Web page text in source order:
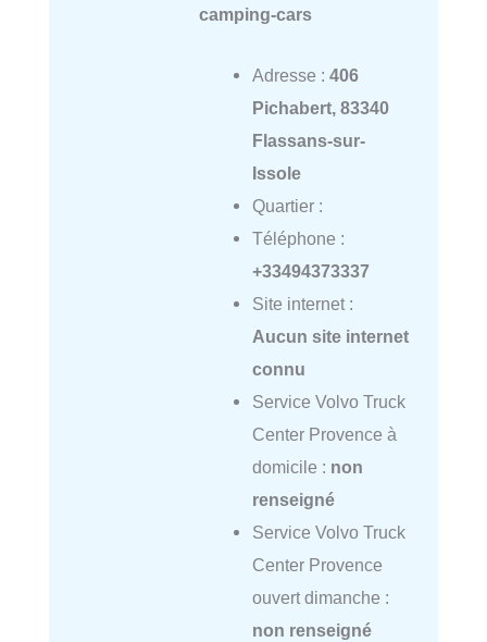
camping-cars
Adresse : 406
Pichabert, 83340
Flassans-sur-
Issole
Quartier :
Téléphone :
+33494373337
Site internet :
Aucun site internet
connu
Service Volvo Truck
Center Provence à
domicile : non
renseigné
Service Volvo Truck
Center Provence
ouvert dimanche :
non renseigné